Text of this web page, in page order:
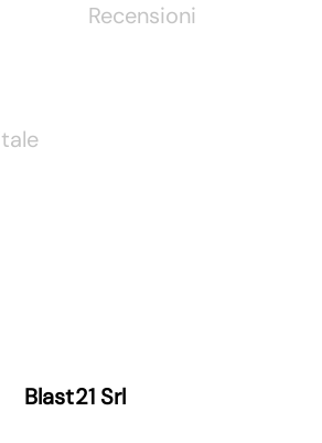
Recensioni
Blast21 Srl